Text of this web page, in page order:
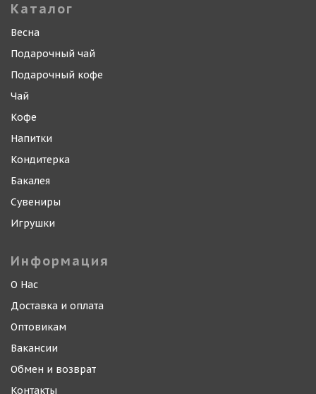
Каталог
Весна
Подарочный чай
Подарочный кофе
Чай
Кофе
Напитки
Кондитерка
Бакалея
Сувениры
Игрушки
Информация
О Нас
Доставка и оплата
Оптовикам
Вакансии
Обмен и возврат
Контакты